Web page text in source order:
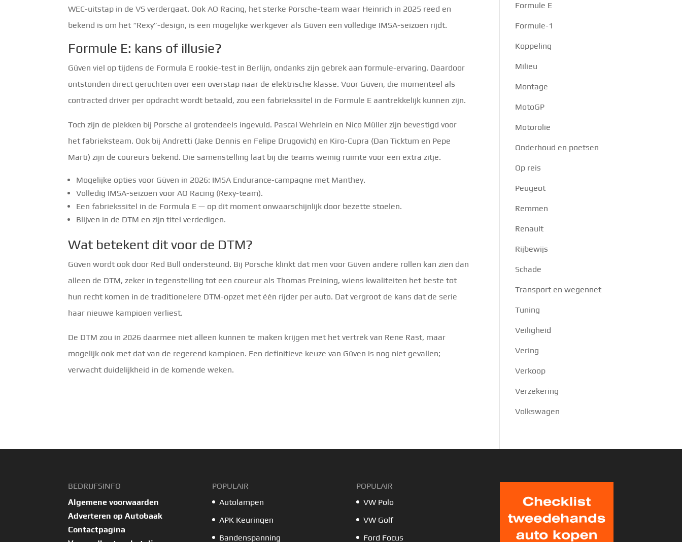
WEC-uitstap in de VS verdergaat. Ook AO Racing, het sterke Porsche-team waar Heinrich in 2025 reed en
bekend is om het “Rexy”-design, is een mogelijke werkgever als Güven een volledige IMSA-seizoen rijdt.
Formule E: kans of illusie?
Güven viel op tijdens de Formula E rookie-test in Berlijn, ondanks zijn gebrek aan formule-ervaring. Daardoor
ontstonden direct geruchten over een overstap naar de elektrische klasse. Voor Güven, die momenteel als
contracted driver per opdracht wordt betaald, zou een fabriekssitel in de Formule E aantrekkelijk kunnen zijn.
Toch zijn de plekken bij Porsche al grotendeels ingevuld. Pascal Wehrlein en Nico Müller zijn bevestigd voor
het fabrieksteam. Ook bij Andretti (Jake Dennis en Felipe Drugovich) en Kiro-Cupra (Dan Ticktum en Pepe
Marti) zijn de coureurs bekend. Die samenstelling laat bij die teams weinig ruimte voor een extra zitje.
Mogelijke opties voor Güven in 2026: IMSA Endurance-campagne met Manthey.
Volledig IMSA-seizoen voor AO Racing (Rexy-team).
Een fabriekssitel in de Formula E — op dit moment onwaarschijnlijk door bezette stoelen.
Blijven in de DTM en zijn titel verdedigen.
Wat betekent dit voor de DTM?
Güven wordt ook door Red Bull ondersteund. Bij Porsche klinkt dat men voor Güven andere rollen kan zien dan
alleen de DTM, zeker in tegenstelling tot een coureur als Thomas Preining, wiens kwaliteiten het beste tot
hun recht komen in de traditionelere DTM-opzet met één rijder per auto. Dat vergroot de kans dat de serie
haar nieuwe kampioen verliest.
De DTM zou in 2026 daarmee niet alleen kunnen te maken krijgen met het vertrek van Rene Rast, maar
mogelijk ook met dat van de regerend kampioen. Een definitieve keuze van Güven is nog niet gevallen;
verwacht duidelijkheid in de komende weken.
Formule E
Formule-1
Koppeling
Milieu
Montage
MotoGP
Motorolie
Onderhoud en poetsen
Op reis
Peugeot
Remmen
Renault
Rijbewijs
Schade
Transport en wegennet
Tuning
Veiligheid
Vering
Verkoop
Verzekering
Volkswagen
BEDRIJFSINFO
Algemene voorwaarden
Adverteren op Autobaak
Contactpagina
POPULAIR
Autolampen
APK Keuringen
Bandenspanning
POPULAIR
VW Polo
VW Golf
Ford Focus